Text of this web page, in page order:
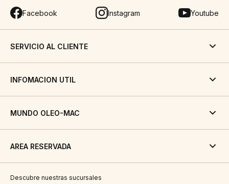
Facebook Instagram Youtube
SERVICIO AL CLIENTE
INFOMACION UTIL
MUNDO OLEO-MAC
AREA RESERVADA
Descubre nuestras sucursales